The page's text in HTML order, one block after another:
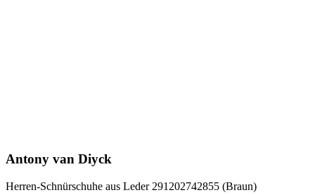
Antony van Diyck
Herren-Schnürschuhe aus Leder 291202742855 (Braun)